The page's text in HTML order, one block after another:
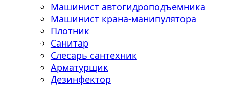
Машинист автогидроподъемника
Машинист крана-манипулятора
Плотник
Санитар
Слесарь сантехник
Арматурщик
Дезинфектор